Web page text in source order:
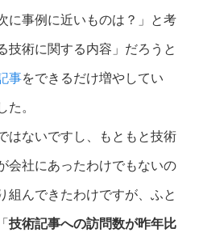
に事例に近いものは？」と考
技術に関する内容」だろうと
事をできるだけ増やしてい
。
はないですし、もともと技術
会社にあったわけでもないの
組んできたわけですが、ふと
技術記事への訪問数が昨年比